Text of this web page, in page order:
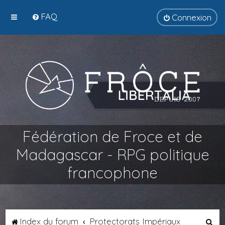
FAQ Connexion
Fédération de Froce et de
Madagascar - RPG politique
francophone
Index du forum Protectorats Impériaux